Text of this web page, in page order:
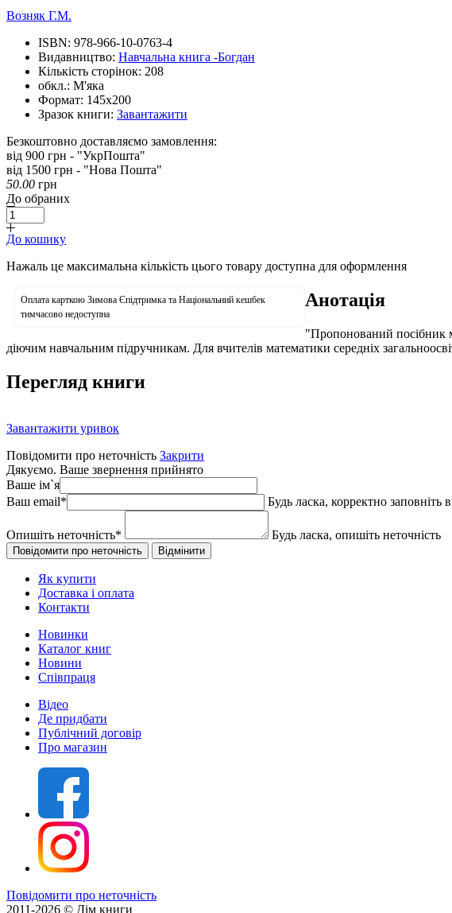
Возняк Г.М.
ISBN: 978-966-10-0763-4
Видавництво: Навчальна книга -Богдан
Кількість сторінок: 208
обкл.: М'яка
Формат: 145х200
Зразок книги: Завантажити
Безкоштовно доставляємо замовлення:
від 900 грн - "УкрПошта"
від 1500 грн - "Нова Пошта"
50.00 грн
До обраних
До кошику
Нажаль це максимальна кількість цього товару доступна для оформлення
Оплата карткою Зимова Єпідтримка та Національний кешбек
тимчасово недоступна
Анотація
"Пропонований посібник
діючим навчальним підручникам. Для вчителів математики середніх
Перегляд книги
Завантажити уривок
Повідомити про неточність Закрити
Дякуємо. Ваше звернення прийнято
Ваше ім`я
Ваш email* Будь ласка, корректно заповніть
Опишіть неточність* Будь ласка, опишіть неточність
Як купити
Доставка і оплата
Контакти
Новинки
Каталог книг
Новини
Співпраця
Відео
Де придбати
Публічний договір
Про магазин
Повідомити про неточність
2011-2026 © Дім книги